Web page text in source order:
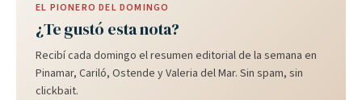
EL PIONERO DEL DOMINGO
¿Te gustó esta nota?
Recibí cada domingo el resumen editorial de la semana en
Pinamar, Cariló, Ostende y Valeria del Mar. Sin spam, sin
clickbait.